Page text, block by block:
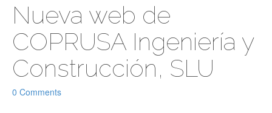
Nueva web de
COPRUSA Ingeniería y
Construcción, SLU
0 Comments